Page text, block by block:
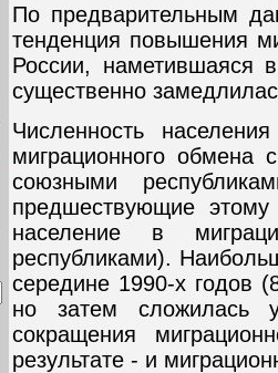
По предварительным
тенденция повышения
России, наметившаяся
существенно
Численность
миграционного
союзными
предшествующие
население в
республиками).
середине 1990-х годов
но затем сложилась
сокращения
результате - и